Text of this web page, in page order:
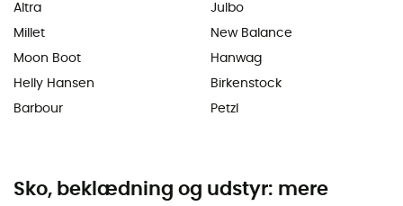
Altra
Millet
Moon Boot
Helly Hansen
Barbour
Julbo
New Balance
Hanwag
Birkenstock
Petzl
Sko, beklædning og udstyr: mere